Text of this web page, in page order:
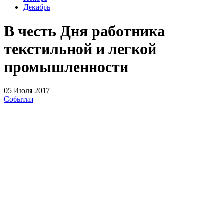
Декабрь
В честь Дня работника
текстильной и легкой
промышленности
05 Июля 2017
События